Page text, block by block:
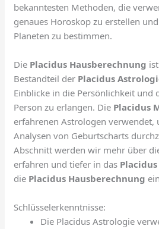
bekanntesten Methoden, die
genaues Horoskop zu erstellen
Planeten zu bestimmen.
Die Placidus Hausberechnung
Bestandteil der Placidus
Einblicke in die Persönlichkeit und
Person zu erlangen. Die Placidus
erfahrenen Astrologen verwendet,
Analysen von Geburtscharts
Abschnitt werden wir mehr über
erfahren und tiefer in das
die Placidus Hausberechnung
Schlüsselerkenntnisse:
Die Placidus Astrologie